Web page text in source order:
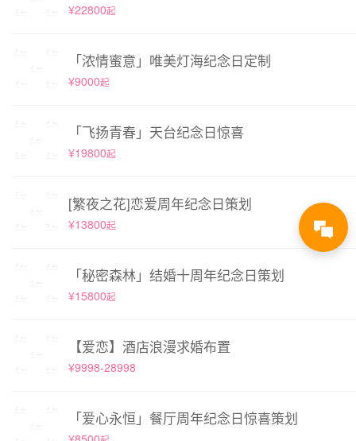
¥22800起
「浓情蜜意」唯美灯海纪念日定制
¥9000起
「飞扬青春」天台纪念日惊喜
¥19800起
[繁夜之花]恋爱周年纪念日策划
¥13800起
「秘密森林」结婚十周年纪念日策划
¥15800起
【爱恋】酒店浪漫求婚布置
¥9998-28998
「爱心永恒」餐厅周年纪念日惊喜策划